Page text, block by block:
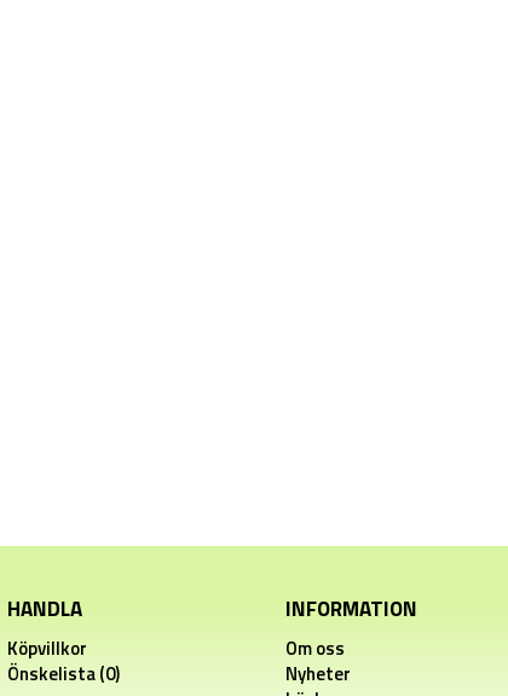
HANDLA
Köpvillkor
Önskelista (0)
INFORMATION
Om oss
Nyheter